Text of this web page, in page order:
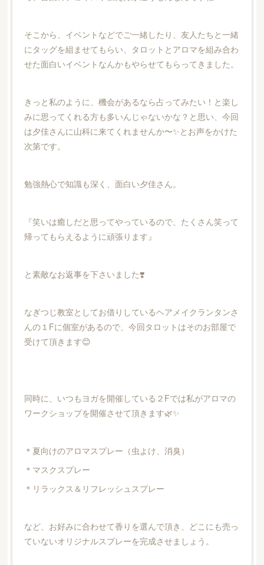
そこから、イベントなどでご一緒したり、友人たちと一緒
にタッグを組ませてもらい、タロットとアロマを組み合わ
せた面白いイベントなんかもやらせてもらってきました。
きっと私のように、機会があるなら占ってみたい！と楽し
みに思ってくれる方も多いんじゃないかな？と思い、今回
は夕佳さんに山科に来てくれませんか〜✨とお声をかけた
次第です。
勉強熱心で知識も深く、面白い夕佳さん。
『笑いは癒しだと思ってやっているので、たくさん笑って
帰ってもらえるように頑張ります』
と素敵なお返事を下さいました❣️
なぎつじ教室としてお借りしているヘアメイクランタンさ
んの１Fに個室があるので、今回タロットはそのお部屋で
受けて頂きます😊
同時に、いつもヨガを開催している２Fでは私がアロマの
ワークショップを開催させて頂きます🌿✨
＊夏向けのアロマスプレー（虫よけ、消臭）
＊マスクスプレー
＊リラックス＆リフレッシュスプレー
など、お好みに合わせて香りを選んで頂き、どこにも売っ
ていないオリジナルスプレーを完成させましょう。